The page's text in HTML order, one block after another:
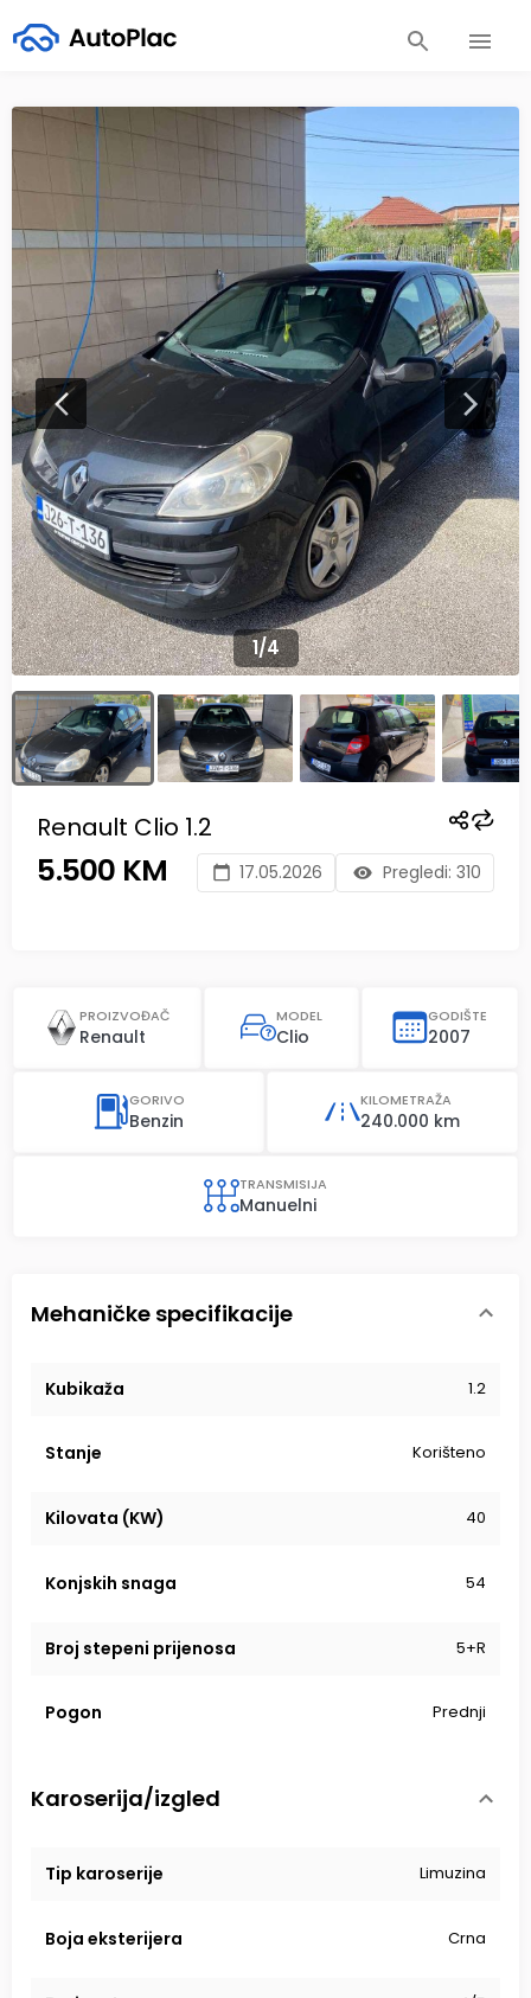
1/4
Renault Clio 1.2
5.500 KM 17.05.2026 Pregledi: 310
PROIZVOĐAČ
Renault
MODEL
Clio
GODIŠTE
2007
GORIVO
Benzin
KILOMETRAŽA
240.000 km
TRANSMISIJA
Manuelni
Mehaničke specifikacije
Kubikaža 1.2
Stanje Korišteno
Kilovata (KW) 40
Konjskih snaga 54
Broj stepeni prijenosa 5+R
Pogon Prednji
Karoserija/izgled
Tip karoserije Limuzina
Boja eksterijera Crna